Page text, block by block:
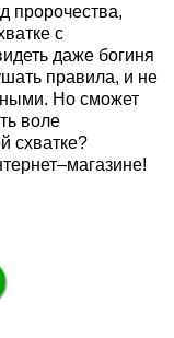
пророчества,
с
даже богиня
правила, и не
Но сможет
воле
схватке?